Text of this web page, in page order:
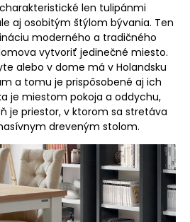
len tulipánmi
aj osobitým štýlom bývania. Ten
moderného a tradičného
vytvoriť jedinečné miesto.
alebo v dome má v Holandsku
a tomu je prispôsobené aj ich
je miestom pokoja a oddychu,
je priestor, v ktorom sa stretáva
dreveným stolom.